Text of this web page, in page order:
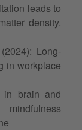
leads to
density.
Long-
in workplace
in brain and